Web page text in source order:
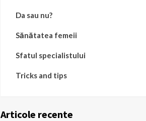
Da sau nu?
Sănătatea femeii
Sfatul specialistului
Tricks and tips
Articole recente